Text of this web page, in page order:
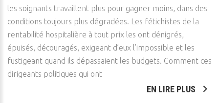
les soignants travaillent plus pour gagner moins, dans des
conditions toujours plus dégradées. Les fétichistes de la
rentabilité hospitalière à tout prix les ont dénigrés,
épuisés, découragés, exigeant d’eux l’impossible et les
fustigeant quand ils dépassaient les budgets. Comment ces
dirigeants politiques qui ont
EN LIRE PLUS